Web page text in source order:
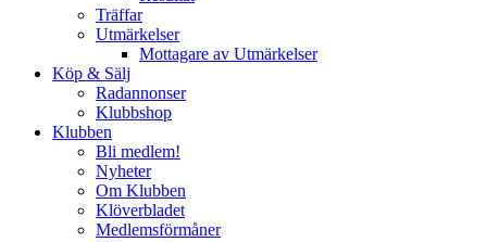
Träffar
Utmärkelser
Mottagare av Utmärkelser
Köp & Sälj
Radannonser
Klubbshop
Klubben
Bli medlem!
Nyheter
Om Klubben
Klöverbladet
Medlemsförmåner